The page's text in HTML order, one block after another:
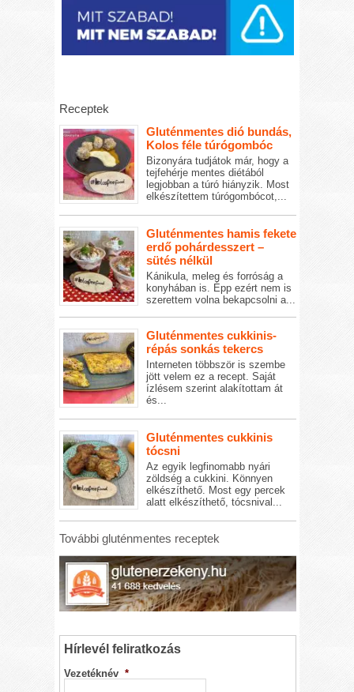
Receptek
Gluténmentes dió bundás,
Kolos féle túrógombóc
Bizonyára tudjátok már, hogy a
tejfehérje mentes diétából
legjobban a túró hiányzik. Most
elkészítettem túrógombócot,...
Gluténmentes hamis fekete
erdő pohárdesszert –
sütés nélkül
Kánikula, meleg és forróság a
konyhában is. Épp ezért nem is
szerettem volna bekapcsolni a...
Gluténmentes cukkinis-
répás sonkás tekercs
Interneten többször is szembe
jött velem ez a recept. Saját
ízlésem szerint alakítottam át
és...
Gluténmentes cukkinis
tócsni
Az egyik legfinomabb nyári
zöldség a cukkini. Könnyen
elkészíthető. Most egy percek
alatt elkészíthető, tócsnival...
További gluténmentes receptek
Hírlevél feliratkozás
Vezetéknév *